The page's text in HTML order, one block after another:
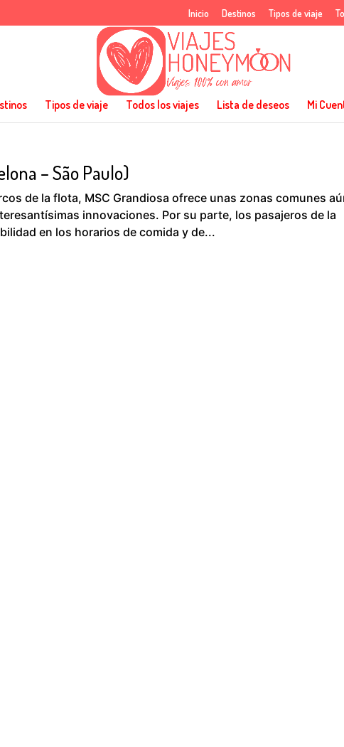
Inicio Destinos Tipos de viaje
Tipos de viaje Todos los viajes Lista de deseos Mi
– São Paulo)
de la flota, MSC Grandiosa ofrece unas zonas comunes
innovaciones. Por su parte, los pasajeros de la
en los horarios de comida y de...